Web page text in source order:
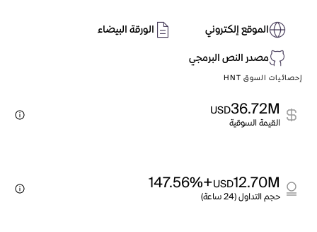
الموقع إلكتروني
الورقة البيضاء
مصدر النص البرمجي
إحصائيات السوق HNT
36.72M
USD
القيمة السوقية
12.70M
USD
+147.56%
حجم التداول (24 ساعة)